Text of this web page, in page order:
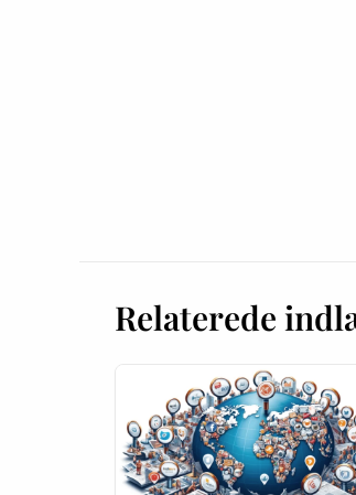
Relaterede